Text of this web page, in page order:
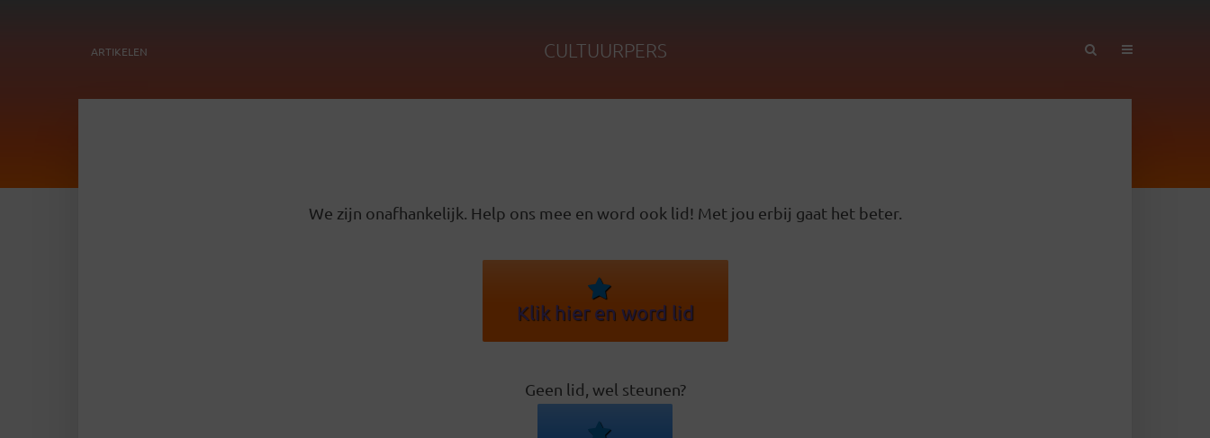
ARTIKELEN CULTUURPERS
We zijn onafhankelijk. Help ons mee en word ook lid! Met jou erbij gaat het beter.
Klik hier en word lid
Geen lid, wel steunen?